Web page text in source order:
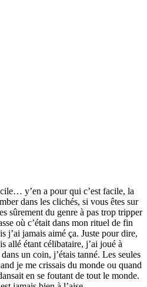
y’en a pour qui c’est facile, la
dans les clichés, si vous êtes sur
sûrement du genre à pas trop tripper
où c’était dans mon rituel de fin
j’ai jamais aimé ça. Juste pour dire,
allé étant célibataire, j’ai joué à
un coin, j’étais tanné. Les seules
je me crissais du monde ou quand
en se foutant de tout le monde.